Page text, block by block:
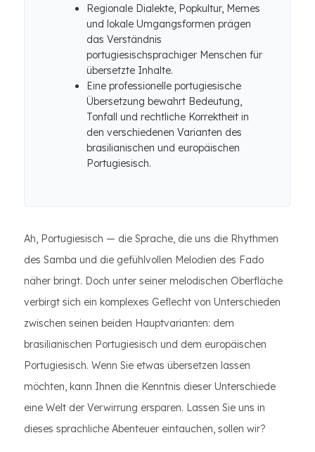
Regionale Dialekte, Popkultur, Memes
und lokale Umgangsformen prägen
das Verständnis
portugiesischsprachiger Menschen für
übersetzte Inhalte.
Eine professionelle portugiesische
Übersetzung bewahrt Bedeutung,
Tonfall und rechtliche Korrektheit in
den verschiedenen Varianten des
brasilianischen und europäischen
Portugiesisch.
Ah, Portugiesisch — die Sprache, die uns die Rhythmen
des Samba und die gefühlvollen Melodien des Fado
näher bringt. Doch unter seiner melodischen Oberfläche
verbirgt sich ein komplexes Geflecht von Unterschieden
zwischen seinen beiden Hauptvarianten: dem
brasilianischen Portugiesisch und dem europäischen
Portugiesisch. Wenn Sie etwas übersetzen lassen
möchten, kann Ihnen die Kenntnis dieser Unterschiede
eine Welt der Verwirrung ersparen. Lassen Sie uns in
dieses sprachliche Abenteuer eintauchen, sollen wir?